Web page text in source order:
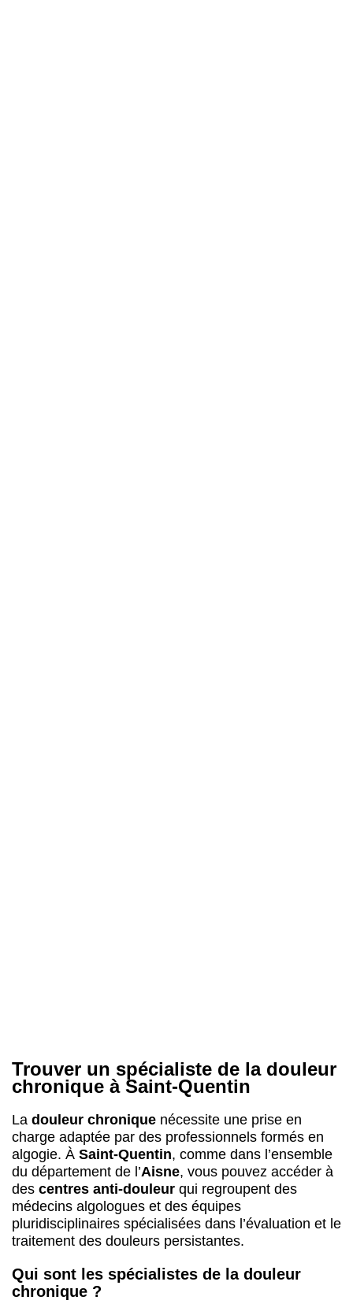
Trouver un spécialiste de la douleur
chronique à Saint-Quentin
La douleur chronique nécessite une prise en
charge adaptée par des professionnels formés en
algogie. À Saint-Quentin, comme dans l’ensemble
du département de l’Aisne, vous pouvez accéder à
des centres anti-douleur qui regroupent des
médecins algologues et des équipes
pluridisciplinaires spécialisées dans l’évaluation et le
traitement des douleurs persistantes.
Qui sont les spécialistes de la douleur
chronique ?